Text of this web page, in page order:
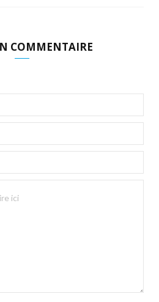
COMMENTAIRE